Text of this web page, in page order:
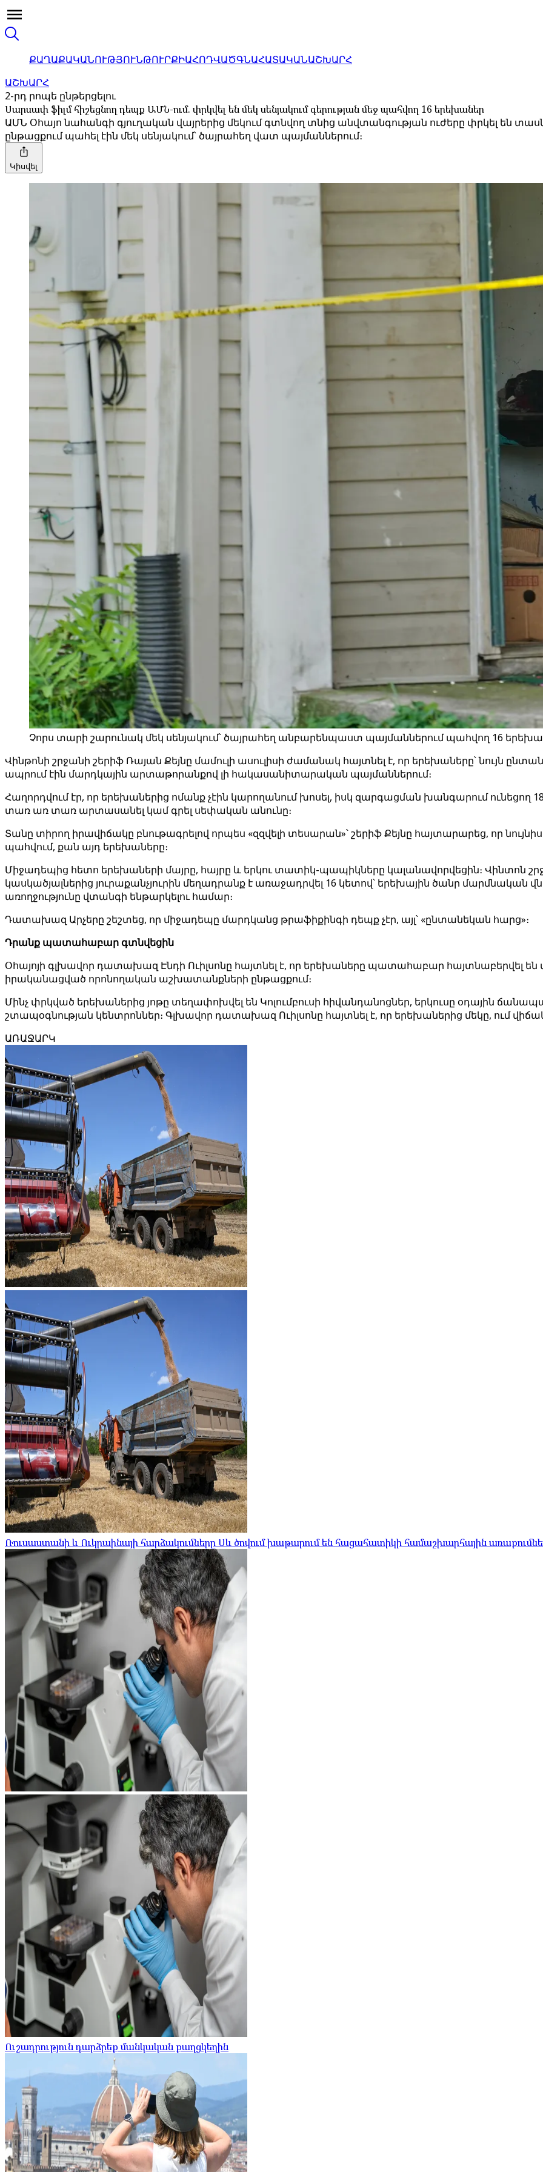
ՔԱՂԱՔԱԿԱՆՈՒԹՅՈՒՆԹՈՒՐՔԻԱՀՈԴՎԱԾԳՆԱՀԱՏԱԿԱՆԱՇԽԱՐՀ
ԱՇԽԱՐՀ
2-րդ րոպե ընթերցելու
Սարսափ ֆիլմ հիշեցնող դեպք ԱՄՆ-ում. փրկվել են մեկ սենյակում գերության մեջ պահվող 16 երեխաներ
ԱՄՆ Օհայո նահանգի գյուղական վայրերից մեկում գտնվող տնից անվտանգության ուժերը փրկել են
ընթացքում պահել էին մեկ սենյակում՝ ծայրահեղ վատ պայմաններում։
Կիսվել
Չորս տարի շարունակ մեկ սենյակում՝ ծայրահեղ անբարենպաստ պայմաններում պահվող 16 երեխա
Վինթոնի շրջանի շերիֆ Ռայան Քեյնը մամուլի ասուլիսի ժամանակ հայտնել է, որ երեխաները՝ նույն
ապրում էին մարդկային արտաթորանքով լի հակասանիտարական պայմաններում։
Հաղորդվում էր, որ երեխաներից ոմանք չէին կարողանում խոսել, իսկ զարգացման խանգարում ունեցող
տառ առ տառ արտասանել կամ գրել սեփական անունը։
Տանը տիրող իրավիճակը բնութագրելով որպես «զզվելի տեսարան»՝ շերիֆ Քեյնը հայտարարեց, որ
պահվում, քան այդ երեխաները։
Միջադեպից հետո երեխաների մայրը, հայրը և երկու տատիկ-պապիկները կալանավորվեցին։ Վինտոն
կասկածյալներից յուրաքանչյուրին մեղադրանք է առաջադրվել 16 կետով՝ երեխային ծանր մարմնական
առողջությունը վտանգի ենթարկելու համար։
Դատախազ Արչերը շեշտեց, որ միջադեպը մարդկանց թրաֆիքինգի դեպք չէր, այլ՝ «ընտանեկան հարց»։
Դրանք պատահաբար գտնվեցին
Օհայոյի գլխավոր դատախազ Էնդի Ուիլսոնը հայտնել է, որ երեխաները պատահաբար հայտնաբերվել են
իրականացված որոնողական աշխատանքների ընթացքում։
Մինչ փրկված երեխաներից յոթը տեղափոխվել են Կոլումբուսի հիվանդանոցներ, երկուսը օդային
շտապօգնության կենտրոններ։ Գլխավոր դատախազ Ուիլսոնը հայտնել է, որ երեխաներից մեկը, ում
ԱՌԱՋԱՐԿ
Ռուսաստանի և Ուկրաինայի հարձակումները Սև ծովում խաթարում են հացահատիկի համաշխարհային
Ուշադրություն դարձրեք մանկական քաղցկեղին